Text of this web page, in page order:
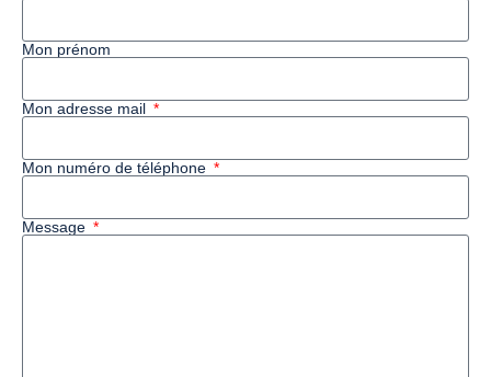
Mon prénom
Mon adresse mail
Mon numéro de téléphone
Message